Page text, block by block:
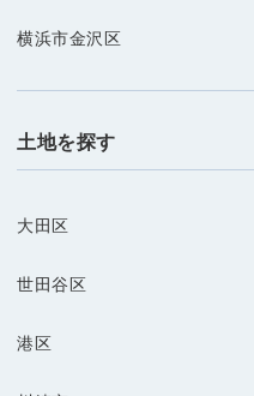
横浜市金沢区
土地を探す
大田区
世田谷区
港区